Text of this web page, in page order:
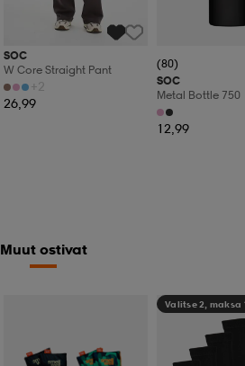
SOC
W Core Straight Pant
+2
26,99
(80)
SOC
Metal Bottle 750
12,99
Muut ostivat
Valitse 2, maksa